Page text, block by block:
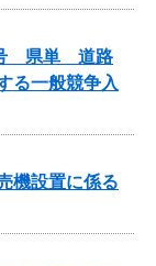
号 県単 道路
る一般競争入
機設置に係る